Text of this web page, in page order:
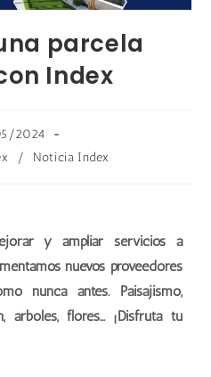
parcela
Index
2024
/ Noticia Index
y ampliar servicios a
nuevos proveedores
nunca antes. Paisajismo,
árboles, flores… ¡Disfruta tu